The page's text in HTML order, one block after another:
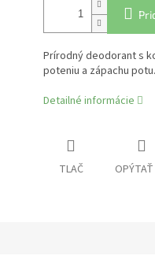
Prírodný deodorant s
poteniu a zápachu
Detailné informácie
TLAČ